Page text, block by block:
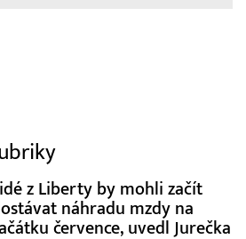
z Liberty by mohli začít
náhradu mzdy na
července, uvedl Jurečka